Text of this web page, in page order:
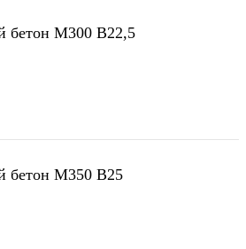
бетон М300 В22,5
бетон М350 В25